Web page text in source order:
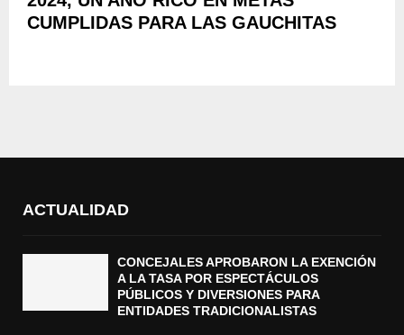
CUMPLIDAS PARA LAS GAUCHITAS
ACTUALIDAD
CONCEJALES APROBARON LA EXENCIÓN
A LA TASA POR ESPECTÁCULOS
PÚBLICOS Y DIVERSIONES PARA
ENTIDADES TRADICIONALISTAS